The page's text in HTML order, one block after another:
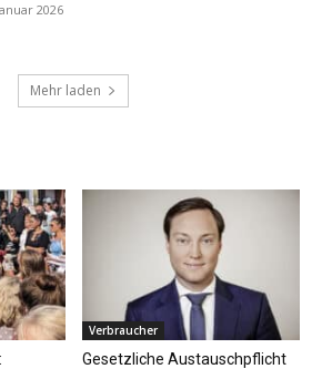
2026
Mehr laden
Verbraucher
Gesetzliche Austauschpflicht